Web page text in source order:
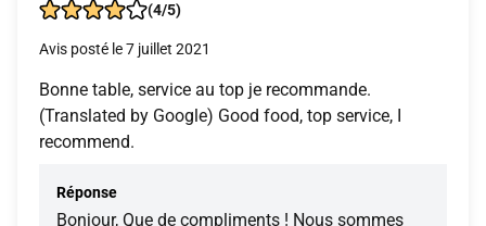
(4/5)
Avis posté le 7 juillet 2021
Bonne table, service au top je recommande.
(Translated by Google) Good food, top service, I
recommend.
Réponse
Bonjour, Que de compliments ! Nous sommes